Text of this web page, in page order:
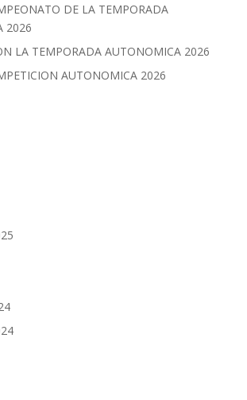
DE LA TEMPORADA
2026
LA TEMPORADA AUTONOMICA 2026
AUTONOMICA 2026